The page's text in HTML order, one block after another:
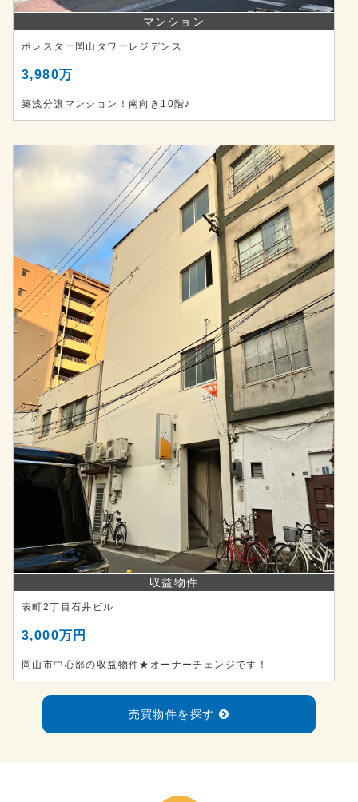
マンション
ポレスター岡山タワーレジデンス
3,980万
築浅分譲マンション！南向き10階♪
収益物件
表町2丁目石井ビル
3,000万円
岡山市中心部の収益物件★オーナーチェンジです！
売買物件を探す